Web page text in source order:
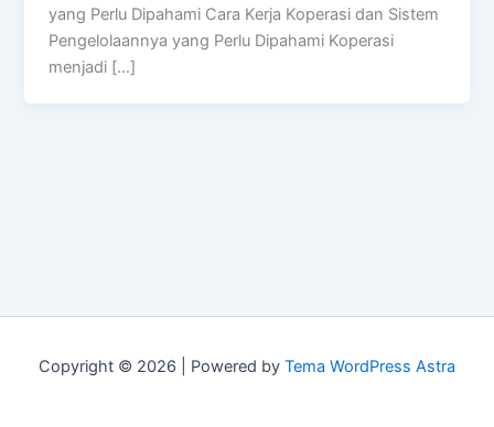
yang Perlu Dipahami Cara Kerja Koperasi dan Sistem
Pengelolaannya yang Perlu Dipahami Koperasi
menjadi […]
Copyright © 2026 | Powered by Tema WordPress Astra